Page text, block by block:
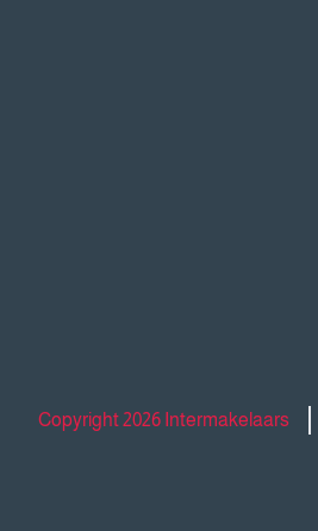
Copyright 2026 Intermakelaars